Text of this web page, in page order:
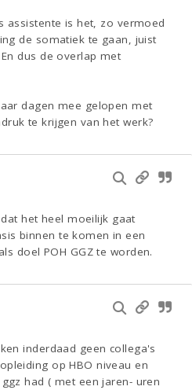
assistente is het, zo vermoed
de somatiek te gaan, juist
dus de overlap met
dagen mee gelopen met
te krijgen van het werk?
het heel moeilijk gaat
binnen te komen in een
doel POH GGZ te worden.
inderdaad geen collega's
op HBO niveau en
had ( met een jaren- uren